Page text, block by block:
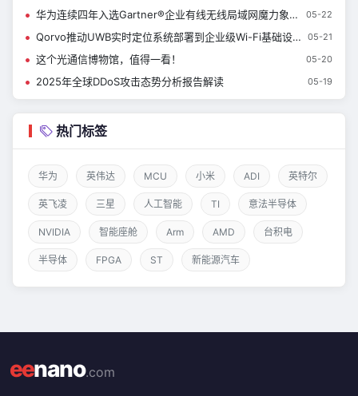
华为连续四年入选Gartner®企业有线无线局域网魔力象限领导者 05-22
Qorvo推动UWB实时定位系统部署到企业级Wi-Fi基础设施 05-21
这个光通信博物馆，值得一看！ 05-20
2025年全球DDoS攻击态势分析报告解读 05-19
热门标签
华为 英伟达 MCU 小米 ADI 英特尔
英飞凌 三星 人工智能 TI 意法半导体
NVIDIA 智能座舱 Arm AMD 台积电
半导体 FPGA ST 新能源汽车
eenano.com